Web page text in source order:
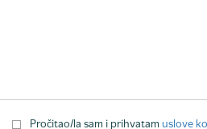
Pročitao/la sam i prihvatam uslove